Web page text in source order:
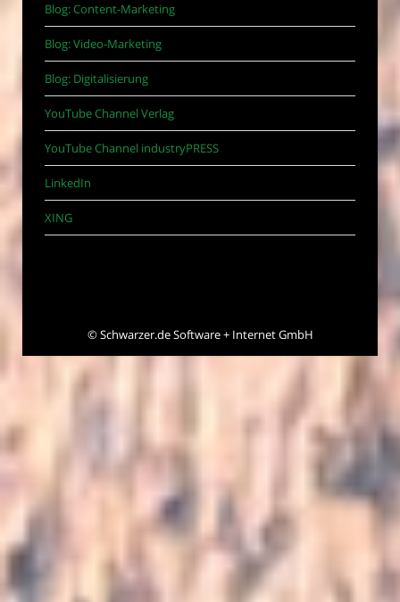
Blog: Content-Marketing
Blog: Video-Marketing
Blog: Digitalisierung
YouTube Channel Verlag
YouTube Channel industryPRESS
LinkedIn
XING
©Schwarzer.de Software + Internet GmbH